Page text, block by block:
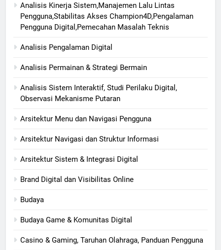
Analisis Kinerja Sistem,Manajemen Lalu Lintas
Pengguna,Stabilitas Akses Champion4D,Pengalaman
Pengguna Digital,Pemecahan Masalah Teknis
Analisis Pengalaman Digital
Analisis Permainan & Strategi Bermain
Analisis Sistem Interaktif, Studi Perilaku Digital,
Observasi Mekanisme Putaran
Arsitektur Menu dan Navigasi Pengguna
Arsitektur Navigasi dan Struktur Informasi
Arsitektur Sistem & Integrasi Digital
Brand Digital dan Visibilitas Online
Budaya
Budaya Game & Komunitas Digital
Casino & Gaming, Taruhan Olahraga, Panduan Pengguna